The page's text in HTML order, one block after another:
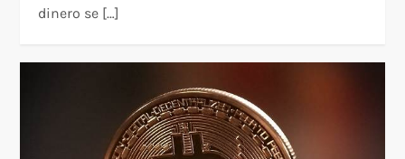
dinero se […]